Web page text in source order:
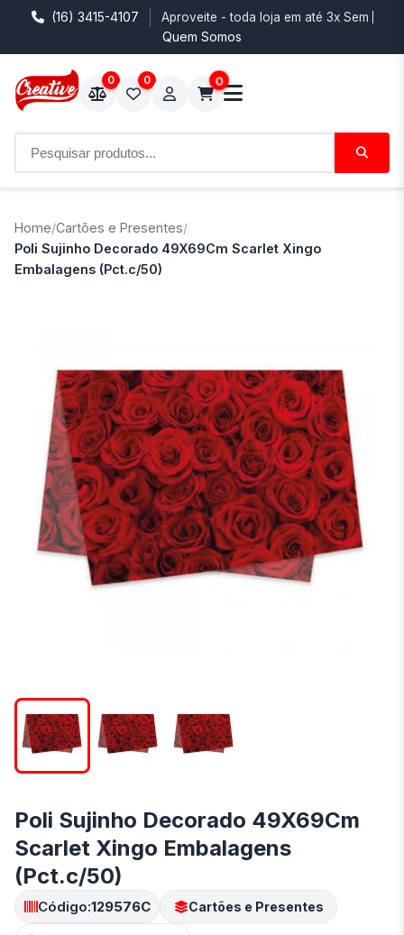
(16) 3415-4107 Aproveite - toda loja em até 3x Sem
Quem Somos
0 0 0
Home/Cartões e Presentes/
Poli Sujinho Decorado 49X69Cm Scarlet Xingo
Embalagens (Pct.c/50)
Poli Sujinho Decorado 49X69Cm
Scarlet Xingo Embalagens
(Pct.c/50)
Código:129576C Cartões e Presentes